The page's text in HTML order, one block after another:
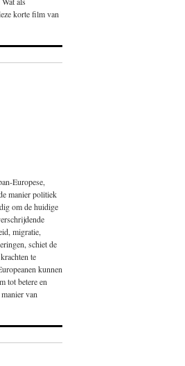
korte film van
Europese,
manier politiek
om de huidige
migratie,
schiet de
te
kunnen
tot betere en
van